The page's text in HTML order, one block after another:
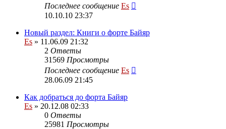
Последнее сообщение Es
10.10.10 23:37
Новый раздел: Книги о форте Байяр
Es » 11.06.09 21:32
2 Ответы
31569 Просмотры
Последнее сообщение Es
28.06.09 21:45
Как добраться до форта Байяр
Es » 20.12.08 02:33
0 Ответы
25981 Просмотры